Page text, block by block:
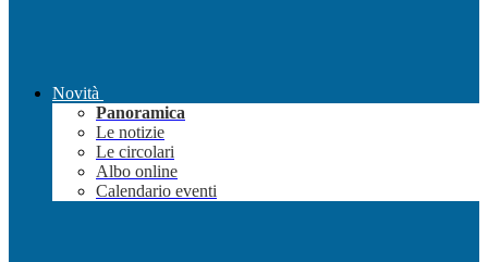
Novità
Panoramica
Le notizie
Le circolari
Albo online
Calendario eventi